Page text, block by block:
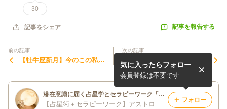
30
記事をシェア 記事を報告する
前の記事
【牡牛座新月】今のこの私の
次の記事
【蠍座満月】それって持ち続
けていいの？強制手放し週間
潜在意識に届く占星学とセラピーワーク「月を浄化し太陽を起動せよ」 吉祥寺Room1213
【占星術＋セラピーワーク】アストロ セラピスト 三知花 @吉祥寺
気に入ったらフォロー
会員登録は不要です
フォロー